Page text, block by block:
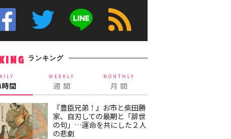
ランキング
間
WEEKLY
週 間
MONTHLY
月 間
『豊臣兄弟！』お市と柴田勝
家、自刃しての最期と「辞世
の句」…運命を共にした２人
の悲劇